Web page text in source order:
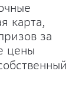
карта,
за
цены